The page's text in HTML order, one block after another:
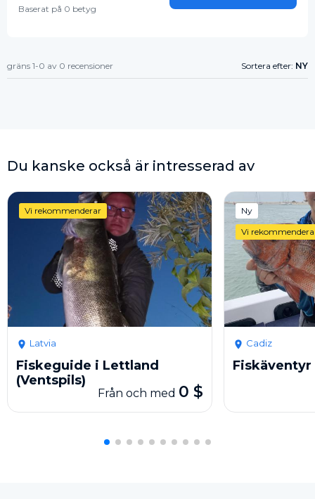
Baserat på 0 betyg
gräns 1-0 av 0 recensioner Sortera efter: NY
Du kanske också är intresserad av
Vi rekommenderar
Latvia
Fiskeguide i Lettland
(Ventspils)
Från och med 0 $
Ny
Vi
Cadiz
Fiskäventyr